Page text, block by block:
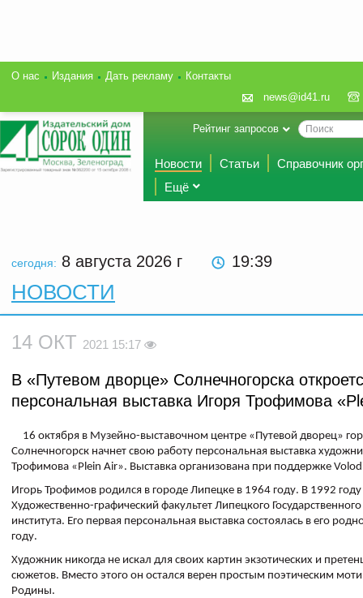
О нас Издания Дать рекламу
Контакты
news@id41.ru
Рейтинг запросов
Новости Статьи
Справочник
Ещё
сегодня: 8 августа 2026 г 19:39
НОВОСТИ
14 ОКТ 2021 15:17
В «Путевом дворце» Солнечногорска
персональная выставка Игоря Трофимова
16 октября в Музейно-выставочном центре «Путевой дворец»
Солнечногорск начнет свою работу персональная выставка
Трофимова «Plein Air». Выставка организована при поддержке
Игорь Трофимов родился в городе Липецке в 1964 году. В 1992
Художественно-графический факультет Липецкого Государственного
института. Его первая персональная выставка состоялась в его
году.
Художник никогда не искал для своих картин экзотических и
сюжетов. Вместо этого он остался верен простым поэтическим
Родины.